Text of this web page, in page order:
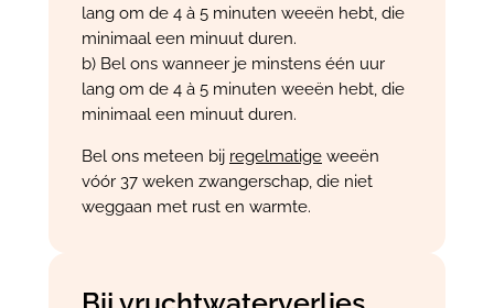
lang om de 4 à 5 minuten weeën hebt, die
minimaal een minuut duren.
b) Bel ons wanneer je minstens één uur
lang om de 4 à 5 minuten weeën hebt, die
minimaal een minuut duren.
Bel ons meteen bij regelmatige weeën
vóór 37 weken zwangerschap, die niet
weggaan met rust en warmte.